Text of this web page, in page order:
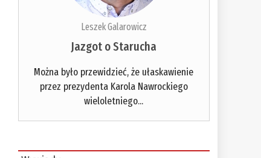
Leszek Galarowicz
Jazgot o Starucha
Można było przewidzieć, że ułaskawienie
przez prezydenta Karola Nawrockiego
wieloletniego...